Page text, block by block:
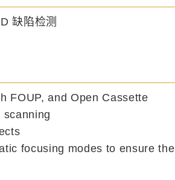
缺陷检测
FOUP, and Open Cassette
focusing modes to ensure the